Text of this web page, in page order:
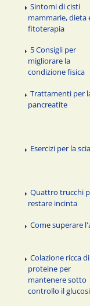
Sintomi di cisti
mammarie, dieta
fitoterapia
5 Consigli per
migliorare la
condizione fisica
Trattamenti per
pancreatite
Esercizi per la
Quattro trucchi
restare incinta
Come superare
Colazione ricca di
proteine per
mantenere sotto
controllo il